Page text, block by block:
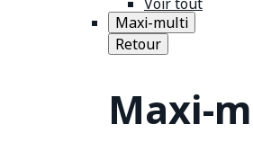
Maxi-multi
Retour
Maxi-